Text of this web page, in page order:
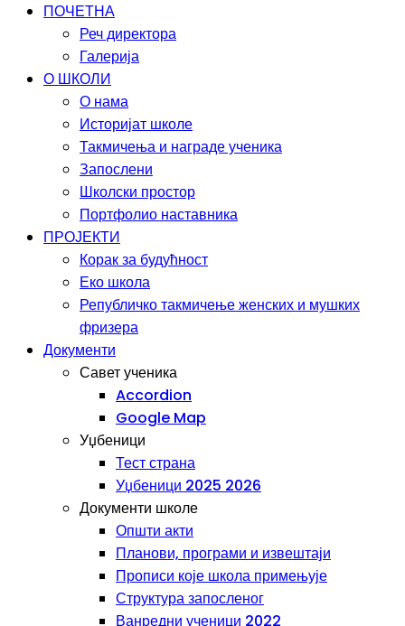
ПОЧЕТНА
Реч директора
Галерија
О ШКОЛИ
О нама
Историјат школе
Такмичења и награде ученика
Запослени
Школски простор
Портфолио наставника
ПРОЈЕКТИ
Корак за будућност
Еко школа
Републичко такмичење женских и мушких
фризера
Документи
Савет ученика
Accordion
Google Map
Уџбеници
Тест страна
Уџбеници 2025 2026
Документи школе
Општи акти
Планови, програми и извештаји
Прописи које школа примењује
Структура запосленог
Ванредни ученици 2022